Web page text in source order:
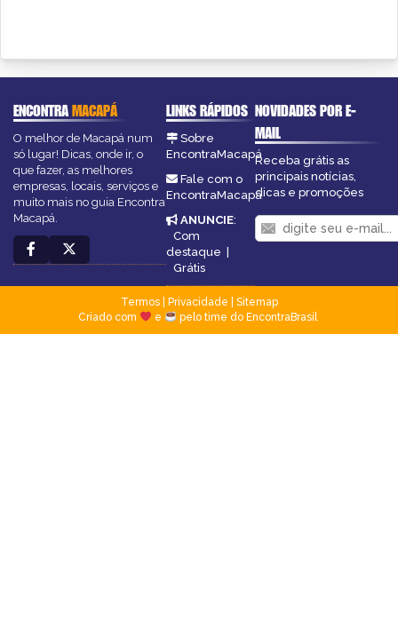
ENCONTRAMACAPÁ
O melhor de Macapá num
só lugar! Dicas, onde ir, o
que fazer, as melhores
empresas, locais, serviços e
muito mais no guia Encontra
Macapá.
LINKS RÁPIDOS
Sobre
EncontraMacapá
Fale com o
EncontraMacapá
ANUNCIE:
Com
destaque |
Grátis
NOVIDADES POR E-
MAIL
Receba grátis as
principais notícias,
dicas e promoções
Termos| Privacidade
Sitemap
Criado com
e pelo time do EncontraBrasil